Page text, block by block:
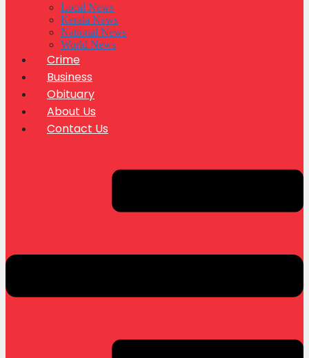
Local News
Kerala News
National News
World News
Crime
Business
Obituary
About Us
Contact Us